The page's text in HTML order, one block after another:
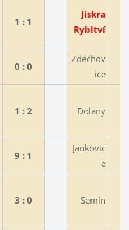
1 : 1
Jiskra
Rybitví
0 : 0
Zdechov
ice
1 : 2 Dolany
9 : 1
Jankovic
e
3 : 0 Semín